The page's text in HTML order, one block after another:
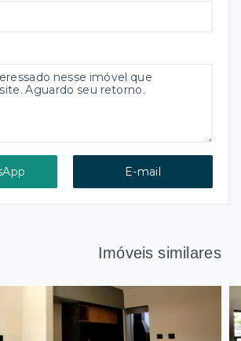
E-mail
Imóveis similares